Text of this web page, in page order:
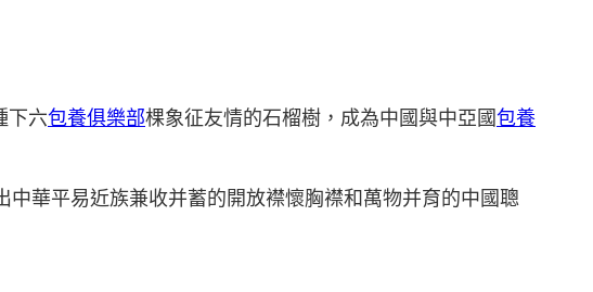
下六包養俱樂部棵象征友情的石榴樹，成為中國與中亞國包養
中華平易近族兼收并蓄的開放襟懷胸襟和萬物并育的中國聰